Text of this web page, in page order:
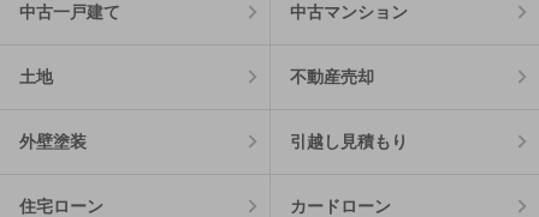
中古一戸建て 中古マンション
土地 不動産売却
外壁塗装 引越し見積もり
住宅ローン カードローン